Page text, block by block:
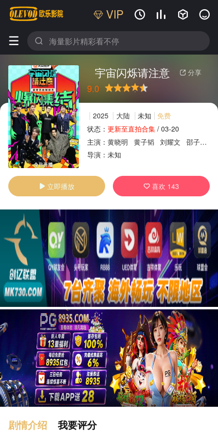
VIP    
 
 分享
宇宙闪烁请注意
9.0
很差较差还行推荐力荐
2025 大陆 未知
免费
状态： 更新至直拍合集/ 03-20
主演： 黄晓明 黄子韬 刘耀文 邵子恒
导演： 未知
 立即播放  喜欢 143
广告
剧情介绍 我要评分